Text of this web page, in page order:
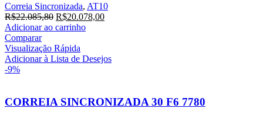
Correia Sincronizada, AT10
R$22.085,80 O
preço
era:
R$22.085,80.
R$20.078,00O
R$20.078,00.
Adicionar ao carrinho
Comparar
Visualização Rápida
Adicionar à Lista de Desejos
-9%
CORREIA SINCRONIZADA 30 F6 7780